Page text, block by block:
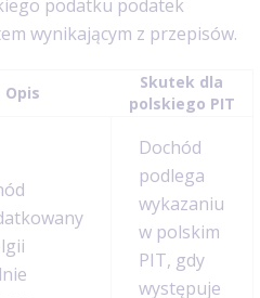
podatku podatek
wynikającym z przepisów.
Opis
Skutek dla
polskiego PIT
Dochód
podlega
wykazaniu
w polskim
PIT, gdy
występuje